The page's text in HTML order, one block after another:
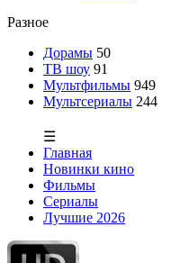
Разное
Дорамы 50
ТВ шоу 91
Мультфильмы 949
Мультсериалы 244
☰
Главная
Новинки кино
Фильмы
Сериалы
Лучшие 2026